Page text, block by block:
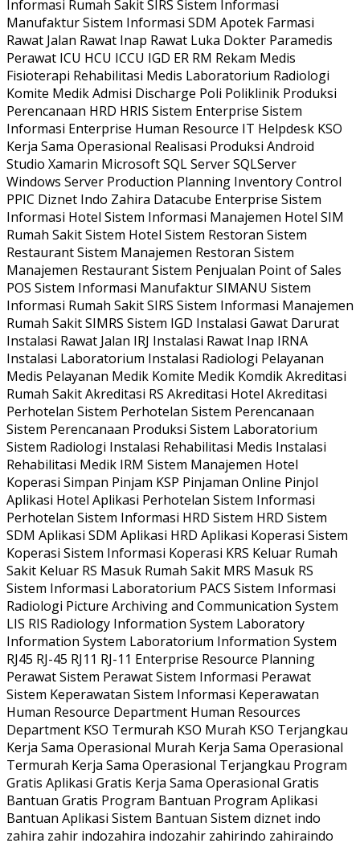
Informasi Rumah Sakit SIRS Sistem Informasi
Manufaktur Sistem Informasi SDM Apotek Farmasi
Rawat Jalan Rawat Inap Rawat Luka Dokter Paramedis
Perawat ICU HCU ICCU IGD ER RM Rekam Medis
Fisioterapi Rehabilitasi Medis Laboratorium Radiologi
Komite Medik Admisi Discharge Poli Poliklinik Produksi
Perencanaan HRD HRIS Sistem Enterprise Sistem
Informasi Enterprise Human Resource IT Helpdesk KSO
Kerja Sama Operasional Realisasi Produksi Android
Studio Xamarin Microsoft SQL Server SQLServer
Windows Server Production Planning Inventory Control
PPIC Diznet Indo Zahira Datacube Enterprise Sistem
Informasi Hotel Sistem Informasi Manajemen Hotel SIM
Rumah Sakit Sistem Hotel Sistem Restoran Sistem
Restaurant Sistem Manajemen Restoran Sistem
Manajemen Restaurant Sistem Penjualan Point of Sales
POS Sistem Informasi Manufaktur SIMANU Sistem
Informasi Rumah Sakit SIRS Sistem Informasi Manajemen
Rumah Sakit SIMRS Sistem IGD Instalasi Gawat Darurat
Instalasi Rawat Jalan IRJ Instalasi Rawat Inap IRNA
Instalasi Laboratorium Instalasi Radiologi Pelayanan
Medis Pelayanan Medik Komite Medik Komdik Akreditasi
Rumah Sakit Akreditasi RS Akreditasi Hotel Akreditasi
Perhotelan Sistem Perhotelan Sistem Perencanaan
Sistem Perencanaan Produksi Sistem Laboratorium
Sistem Radiologi Instalasi Rehabilitasi Medis Instalasi
Rehabilitasi Medik IRM Sistem Manajemen Hotel
Koperasi Simpan Pinjam KSP Pinjaman Online Pinjol
Aplikasi Hotel Aplikasi Perhotelan Sistem Informasi
Perhotelan Sistem Informasi HRD Sistem HRD Sistem
SDM Aplikasi SDM Aplikasi HRD Aplikasi Koperasi Sistem
Koperasi Sistem Informasi Koperasi KRS Keluar Rumah
Sakit Keluar RS Masuk Rumah Sakit MRS Masuk RS
Sistem Informasi Laboratorium PACS Sistem Informasi
Radiologi Picture Archiving and Communication System
LIS RIS Radiology Information System Laboratory
Information System Laboratorium Information System
RJ45 RJ-45 RJ11 RJ-11 Enterprise Resource Planning
Perawat Sistem Perawat Sistem Informasi Perawat
Sistem Keperawatan Sistem Informasi Keperawatan
Human Resource Department Human Resources
Department KSO Termurah KSO Murah KSO Terjangkau
Kerja Sama Operasional Murah Kerja Sama Operasional
Termurah Kerja Sama Operasional Terjangkau Program
Gratis Aplikasi Gratis Kerja Sama Operasional Gratis
Bantuan Gratis Program Bantuan Program Aplikasi
Bantuan Aplikasi Sistem Bantuan Sistem diznet indo
zahira zahir indozahira indozahir zahirindo zahiraindo